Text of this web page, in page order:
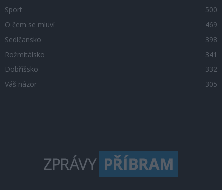
Sport
500
O čem se mluví
469
Sedlčansko
398
Rožmitálsko
341
Dobříšsko
332
Váš názor
305